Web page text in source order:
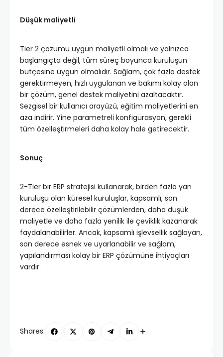
Düşük maliyetli
Tier 2 çözümü uygun maliyetli olmalı ve yalnızca
başlangıçta değil, tüm süreç boyunca kuruluşun
bütçesine uygun olmalıdır. Sağlam, çok fazla destek
gerektirmeyen, hızlı uygulanan ve bakımı kolay olan
bir çözüm, genel destek maliyetini azaltacaktır.
Sezgisel bir kullanıcı arayüzü, eğitim maliyetlerini en
aza indirir. Yine parametreli konfigürasyon, gerekli
tüm özelleştirmeleri daha kolay hale getirecektir.
Sonuç
2-Tier bir ERP stratejisi kullanarak, birden fazla yan
kuruluşu olan küresel kuruluşlar, kapsamlı, son
derece özelleştirilebilir çözümlerden, daha düşük
maliyetle ve daha fazla yenilik ile çeviklik kazanarak
faydalanabilirler. Ancak, kapsamlı işlevsellik sağlayan,
son derece esnek ve uyarlanabilir ve sağlam,
yapılandırması kolay bir ERP çözümüne ihtiyaçları
vardır.
Shares: